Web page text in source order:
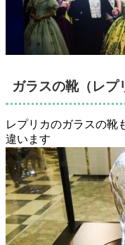
ガラスの靴（レプ
レプリカのガラスの靴
違います